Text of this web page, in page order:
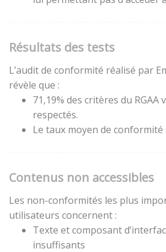
Résultats des tests
L’audit de conformité réalisé par
révèle que :
71,19% des critères du RGAA
respectés.
Le taux moyen de conformité
Contenus non accessibles
Les non-conformités les plus
utilisateurs concernent :
Texte et composant
insuffisants